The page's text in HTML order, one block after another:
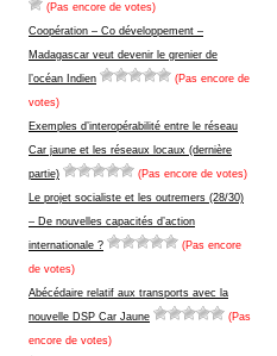
(Pas encore de votes)
Coopération – Co développement –
Madagascar veut devenir le grenier de
l’océan Indien
(Pas encore de
votes)
Exemples d’interopérabilité entre le réseau
Car jaune et les réseaux locaux (dernière
partie)
(Pas encore de votes)
Le projet socialiste et les outremers (28/30)
– De nouvelles capacités d’action
internationale ?
(Pas encore
de votes)
Abécédaire relatif aux transports avec la
nouvelle DSP Car Jaune
(Pas
encore de votes)